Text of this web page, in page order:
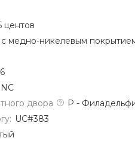
центов
медно-никелевым
двора
P -
UC#383